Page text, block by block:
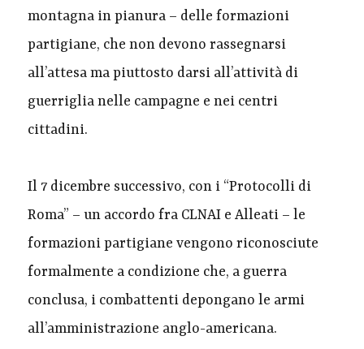
montagna in pianura – delle formazioni
partigiane, che non devono rassegnarsi
all’attesa ma piuttosto darsi all’attività di
guerriglia nelle campagne e nei centri
cittadini.
Il 7 dicembre successivo, con i “Protocolli di
Roma” – un accordo fra CLNAI e Alleati – le
formazioni partigiane vengono riconosciute
formalmente a condizione che, a guerra
conclusa, i combattenti depongano le armi
all’amministrazione anglo-americana.